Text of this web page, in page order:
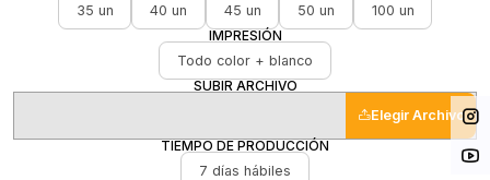
35 un 40 un 45 un 50 un
100 un
IMPRESIÓN
Todo color + blanco
SUBIR ARCHIVO
Elegir Archivo
TIEMPO DE PRODUCCIÓN
7 días hábiles